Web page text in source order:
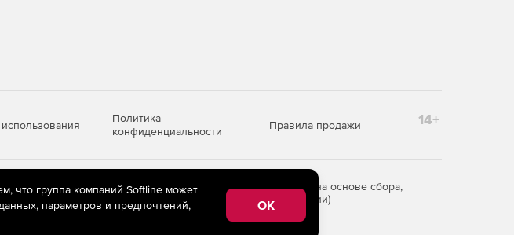
Политика
конфиденциальности
Правила продажи 14+
технологии предоставления информации на основе сбора,
находящихся на территории Российской Федерации)
что группа компаний Softline может
параметров и предпочтений,
OK